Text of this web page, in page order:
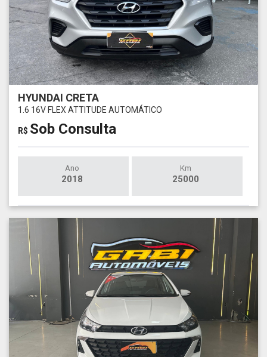
HYUNDAI CRETA
1.6 16V FLEX ATTITUDE AUTOMÁTICO
R$ Sob Consulta
Ano
2018
Km
25000